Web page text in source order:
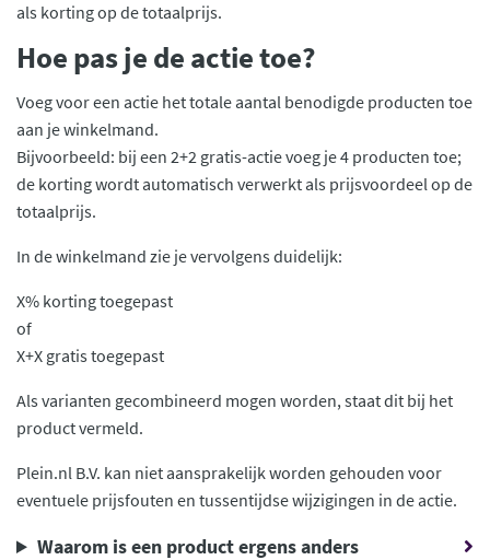
als korting op de totaalprijs.
Hoe pas je de actie toe?
Voeg voor een actie het totale aantal benodigde producten toe
aan je winkelmand.
Bijvoorbeeld: bij een 2+2 gratis-actie voeg je 4 producten toe;
de korting wordt automatisch verwerkt als prijsvoordeel op de
totaalprijs.
In de winkelmand zie je vervolgens duidelijk:
X% korting toegepast
of
X+X gratis toegepast
Als varianten gecombineerd mogen worden, staat dit bij het
product vermeld.
Plein.nl B.V. kan niet aansprakelijk worden gehouden voor
eventuele prijsfouten en tussentijdse wijzigingen in de actie.
Waarom is een product ergens anders